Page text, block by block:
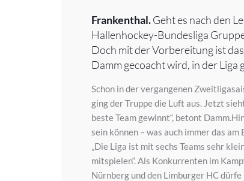
Frankenthal.Geht es nach den
Hallenhockey-Bundesliga
Doch mit der Vorbereitung ist
Damm gecoacht wird, in der Liga
Schon in der vergangenen
ging der Truppe die Luft aus. Jetzt
beste Team gewinnt“, betont
sein können – was auch immer das
„Die Liga ist mit sechs Teams sehr
mitspielen“. Als Konkurrenten im
Nürnberg und den Limburger HC